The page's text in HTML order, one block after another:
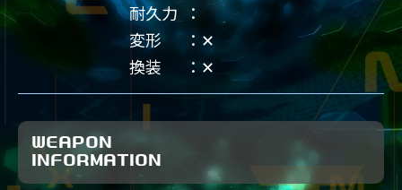
耐久力
変形
✕
換装
✕
WEAPON
INFORMATION